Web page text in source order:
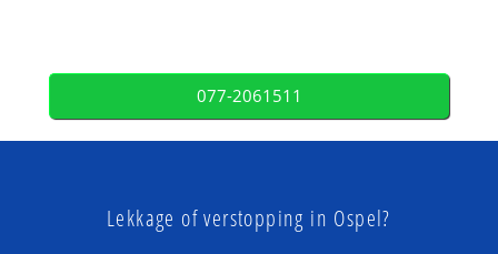
077-2061511
Lekkage of verstopping in Ospel?